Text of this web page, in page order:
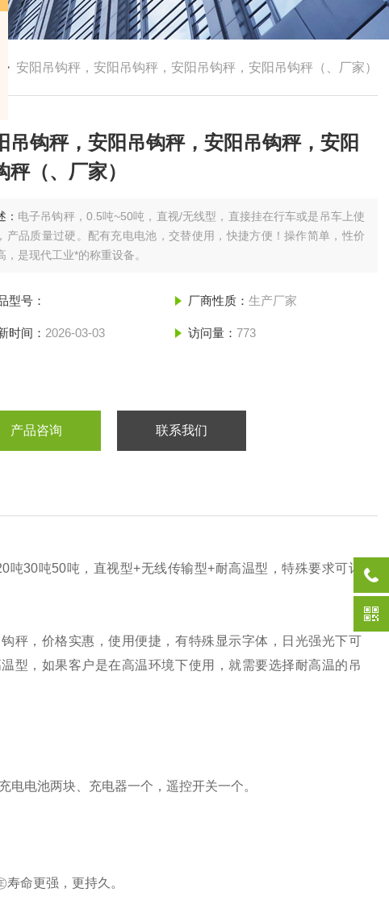
安阳吊钩秤，安阳吊钩秤，安阳吊钩秤，安阳吊钩秤（、厂家）
吊钩秤，安阳吊钩秤，安阳吊钩秤，安阳
秤（、厂家）
： 电子吊钩秤，0.5吨~50吨，直视/无线型，直接挂在行车或是吊车上使
产品质量过硬。配有充电电池，交替使用，快捷方便！操作简单，性价
，是现代工业*的称重设备。
型号： 厂商性质： 生产厂家
时间： 2026-03-03 访问量： 773
产品咨询 联系我们
30吨50吨，直视型+无线传输型+耐高温型，特殊要求可订
秤，价格实惠，使用便捷，有特殊显示字体，日光强光下可
型，如果客户是在高温环境下使用，就需要选择耐高温的吊
电电池两块、充电器一个，遥控开关一个。
命更强，更持久。